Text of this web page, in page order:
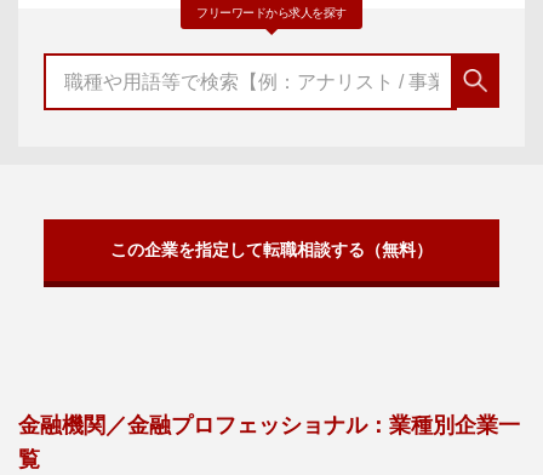
フリーワードから求人を探す
この企業を指定して転職相談する（無料）
金融機関／金融プロフェッショナル：業種別企業一
覧